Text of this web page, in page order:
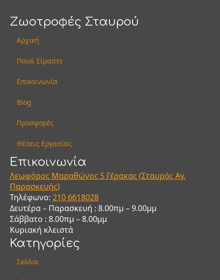
επιλογές
μπορούν
να
στη
του
προϊόντος
επιλογές
μπορούν
Ζωοτροφές Σταυρού
Αρχική
Ποιοί Είμαστε
Επικοινωνία
Blog
Προσφορές
Θέσεις Εργασίας
Eπικοινωνία
Λεωφόρος Μαραθώνος 5 Γέρακας (Σταυρός Αγ.
Παρασκευής)
Τηλέφωνο: 210 6618028
Δευτέρα – Παρασκευή : 8.00πμ – 9.00μμ
Σάββατο : 8.00πμ – 8.00μμ
Κυριακή κλειστά
Κατηγορίες
Σκύλοι